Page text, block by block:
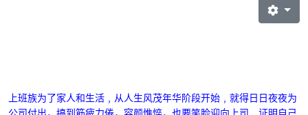
上班族为了家人和生活﹐从人生风茂年华阶段开始﹐就得日日夜夜为